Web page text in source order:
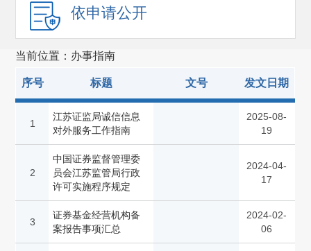
依申请公开
当前位置：办事指南
序号 标题 文号 发文日期
1
江苏证监局诚信信息
对外服务工作指南
2025-08-
19
2
中国证券监督管理委
员会江苏监管局行政
许可实施程序规定
2024-04-
17
3
证券基金经营机构备
案报告事项汇总
2024-02-
06